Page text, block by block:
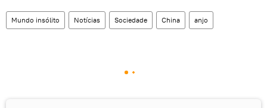
Mundo insólito Notícias Sociedade China anjo